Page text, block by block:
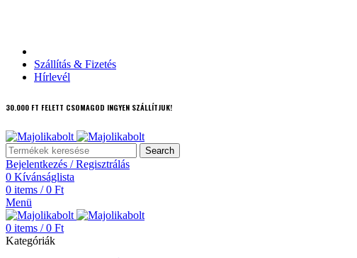
Szállítás & Fizetés
Hírlevél
30.000 FT FELETT CSOMAGOD INGYEN SZÁLLÍTJUK!
Search
Bejelentkezés / Regisztrálás
0 Kívánságlista
0 items / 0 Ft
Menü
0 items / 0 Ft
Kategóriák